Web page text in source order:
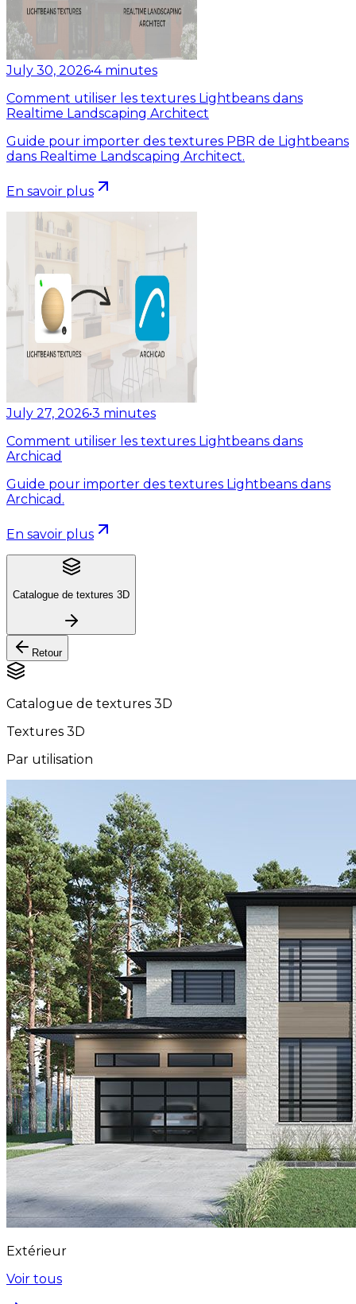
July 30, 2026•4 minutes
Comment utiliser les textures Lightbeans dans
Realtime Landscaping Architect
Guide pour importer des textures PBR de Lightbeans
dans Realtime Landscaping Architect.
En savoir plus
July 27, 2026•3 minutes
Comment utiliser les textures Lightbeans dans
Archicad
Guide pour importer des textures Lightbeans dans
Archicad.
En savoir plus
Catalogue de textures 3D
Retour
Catalogue de textures 3D
Textures 3D
Par utilisation
Extérieur
Voir tous